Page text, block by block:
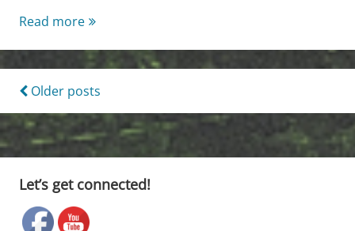
Read more생
의
[Mon.,
10/27/2025]
Posts
navigation
Older posts
Let’s get connected!